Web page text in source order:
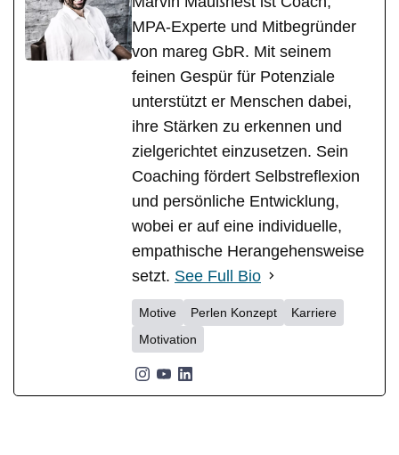
MPA-Experte und Mitbegründer
von mareg GbR. Mit seinem
feinen Gespür für Potenziale
unterstützt er Menschen dabei,
ihre Stärken zu erkennen und
zielgerichtet einzusetzen. Sein
Coaching fördert Selbstreflexion
und persönliche Entwicklung,
wobei er auf eine individuelle,
empathische Herangehensweise
setzt. See Full Bio
Motive Perlen Konzept
Karriere
Motivation